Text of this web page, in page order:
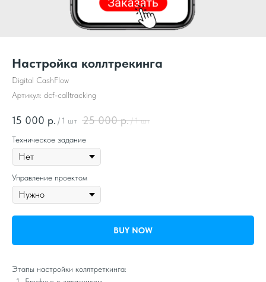
Настройка коллтрекинга
Digital CashFlow
Артикул: dcf-calltracking
15 000 р. / 1 шт 25 000 р./1 шт
Техническое задание
Управление проектом
BUY NOW
Этапы настройки коллтреткинга: